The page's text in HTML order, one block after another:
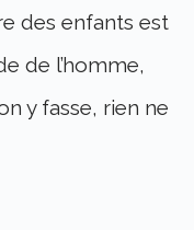
des enfants est
de l’homme,
y fasse, rien ne